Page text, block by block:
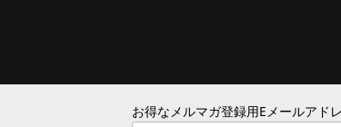
お得なメルマガ登録用Eメールアド